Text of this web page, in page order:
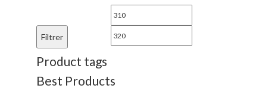
Prix
Filtrer
Product tags
Best Products